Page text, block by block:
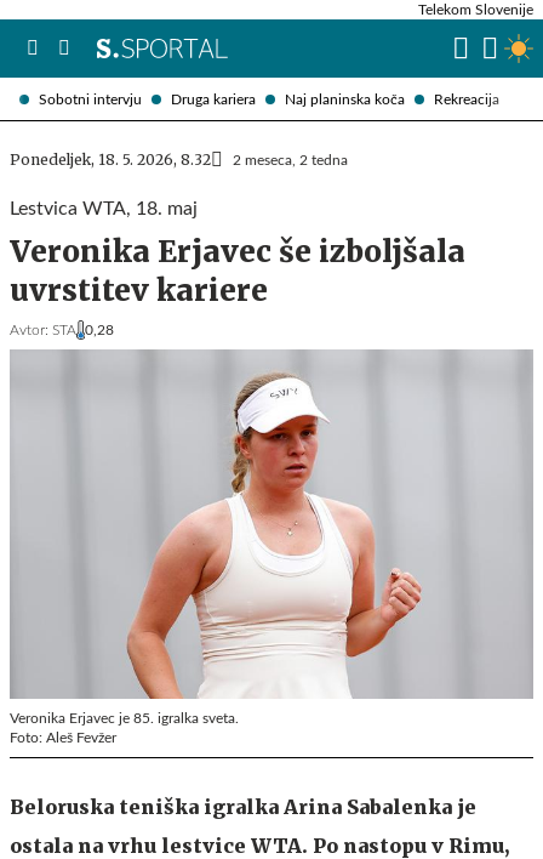
Sobotni intervju Druga kariera Naj planinska koča Rekreacija
Telekom Slovenije
Ponedeljek, 18. 5. 2026, 8.32 2 meseca, 2 tedna
Lestvica WTA, 18. maj
Veronika Erjavec še izboljšala
uvrstitev kariere
Avtor: STA 0,28
Veronika Erjavec je 85. igralka sveta.
Foto: Aleš Fevžer
Beloruska teniška igralka Arina Sabalenka je
ostala na vrhu lestvice WTA. Po nastopu v Rimu,